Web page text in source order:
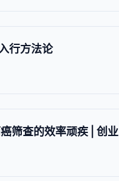
行方法论
筛查的效率顽疾 | 创业